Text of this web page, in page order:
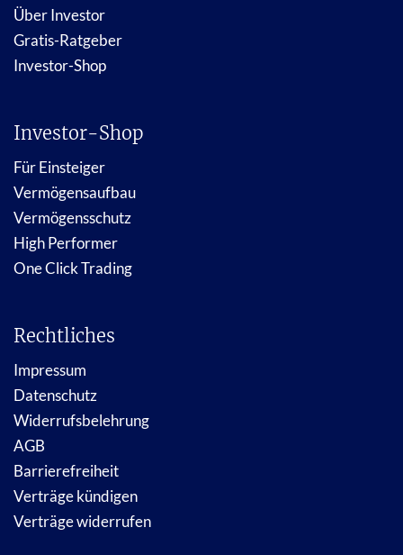
Über Investor
Gratis-Ratgeber
Investor-Shop
Investor-Shop
Für Einsteiger
Vermögensaufbau
Vermögensschutz
High Performer
One Click Trading
Rechtliches
Impressum
Datenschutz
Widerrufsbelehrung
AGB
Barrierefreiheit
Verträge kündigen
Verträge widerrufen